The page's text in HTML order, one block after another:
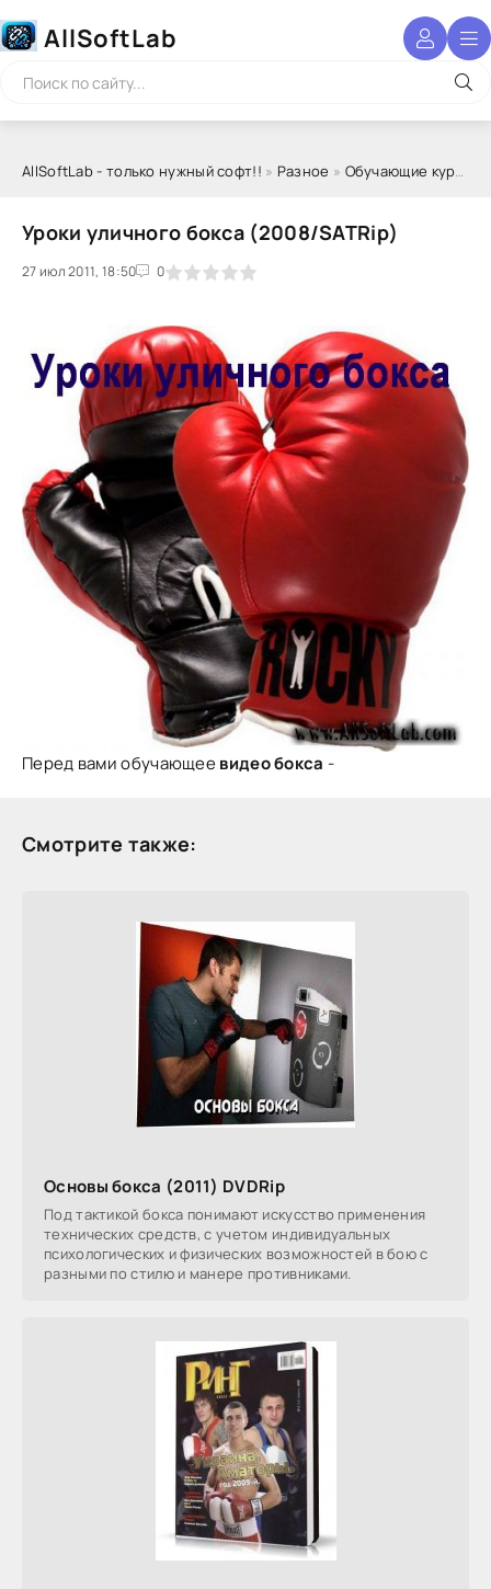
AllSoftLab
AllSoftLab - только нужный софт!! » Разное » Обучающие курсы
Уроки уличного бокса (2008/SATRip)
27 июл 2011, 18:50 0
1 2 3 4 5
Перед вами обучающеевидео бокса -
Смотрите также:
Основы бокса (2011) DVDRip
Под тактикой бокса понимают искусство применения
технических средств, с учетом индивидуальных
психологических и физических возможностей в бою с
разными по стилю и манере противниками.